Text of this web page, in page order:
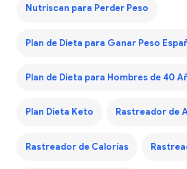
Nutriscan para Perder Peso
Plan de Dieta para Ganar Peso
Plan de Dieta para Hombres de 40
Plan Dieta Keto Rastreador de
Rastreador de Calorías